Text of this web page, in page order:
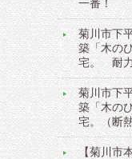
一番！
菊川市下
築「木の
宅。 耐
菊川市下
築「木の
宅。（断
【菊川市